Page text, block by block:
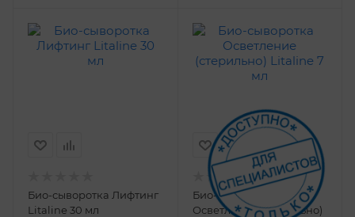
Био-сыворотка Лифтинг
Litaline 30 мл
Био-сыворотка
Осветление (стерильно)